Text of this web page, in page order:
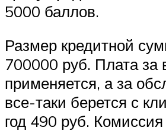
5000 баллов.
Размер кредитной
700000 руб. Плата за
применяется, а за
все-таки берется с
год 490 руб.